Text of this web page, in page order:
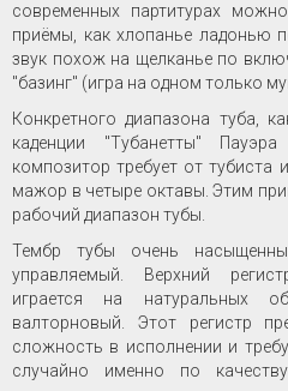
современных партитурах
приёмы, как хлопанье ладонью
звук похож на щелканье по
"базинг" (игра на одном только
Конкретного диапазона туба,
каденции "Тубанетты"
композитор требует от
мажор в четыре октавы. Этим
рабочий диапазон тубы.
Тембр тубы очень
управляемый. Верхний
играется на натуральных
валторновый. Этот регистр
сложность в исполнении и
случайно именно по